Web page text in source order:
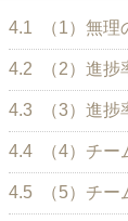
4.1 （1）無
4.2 （2）進捗
4.3 （3）進捗
4.4 （4）チ
4.5 （5）チ